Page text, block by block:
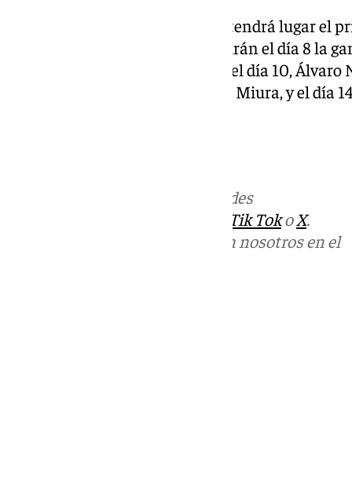
El 7 de julio, día de San Fermín, tendrá lugar el
toros de Fuente Ymbro. Le seguirán el día 8 la
día 9, Victoriano del Río Cortés; el día 10, Álvaro
el día 12, La Palmosilla; el día 13, Miura, y el día
en las redes
Tik TokoX.
Puedes ponerte en contacto con nosotros en el